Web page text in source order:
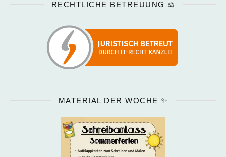
RECHTLICHE BETREUUNG ⚖️
MATERIAL DER WOCHE ✨